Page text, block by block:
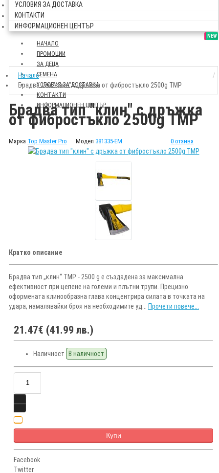
УСЛОВИЯ ЗА ДОСТАВКА
КОНТАКТИ
ИНФОРМАЦИОНЕН ЦЕНТЪР
НАЧАЛО
SALE
ПРОМОЦИИ
NEW
ЗА ДЕЦА
СЕМЕНА
УСЛОВИЯ ЗА ДОСТАВКА
КОНТАКТИ
ИНФОРМАЦИОНЕН ЦЕНТЪР
Начало
Брадва тип "клин" с дръжка от фибростъкло 2500g TMP
Брадва тип "клин" с дръжка
от фибростъкло 2500g TMP
Марка Top Master Pro Модел 381335-EM 0 отзива
Кратко описание
Брадва тип „клин“ TMP - 2500 g е създадена за максимална
ефективност при цепене на големи и плътни трупи. Прецизно
оформената клинoобразна глава концентрира силата в точката на
удара, намалявайки броя на необходимите уд... Прочети повече...
21.47€ (41.99 лв.)
Наличност В наличност
Купи
Facebook
Twitter